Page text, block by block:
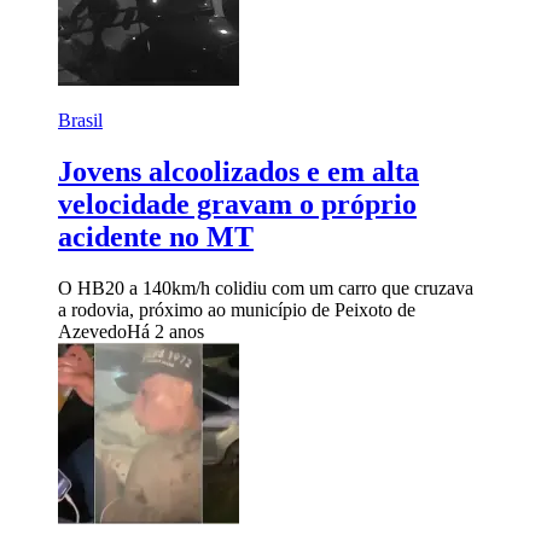
Brasil
Jovens alcoolizados e em alta
velocidade gravam o próprio
acidente no MT
O HB20 a 140km/h colidiu com um carro que cruzava
a rodovia, próximo ao município de Peixoto de
AzevedoHá 2 anos